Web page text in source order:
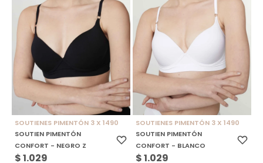
SOUTIENES PIMENTÓN 3 X 1490
SOUTIEN PIMENTÓN
CONFORT - NEGRO Z
$1.029
SOUTIENES PIMENTÓN 3 X 1490
SOUTIEN PIMENTÓN
CONFORT - BLANCO
$1.029